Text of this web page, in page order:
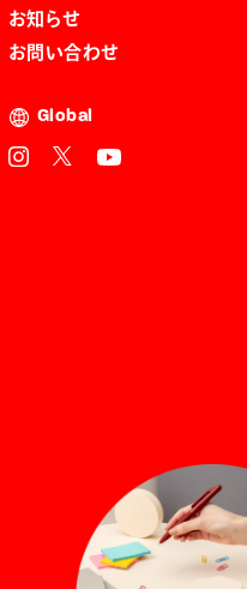
お知らせ
お問い合わせ
Global